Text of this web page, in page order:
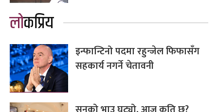
लोकप्रिय
इन्फान्टिनो पदमा रहुन्जेल फिफासँग
सहकार्य नगर्ने चेतावनी